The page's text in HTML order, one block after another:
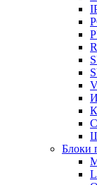
Блоки